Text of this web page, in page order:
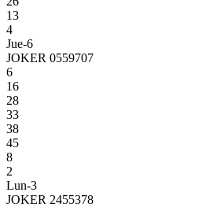
13
4
Jue-6
JOKER 0559707
6
16
28
33
38
45
8
2
Lun-3
JOKER 2455378